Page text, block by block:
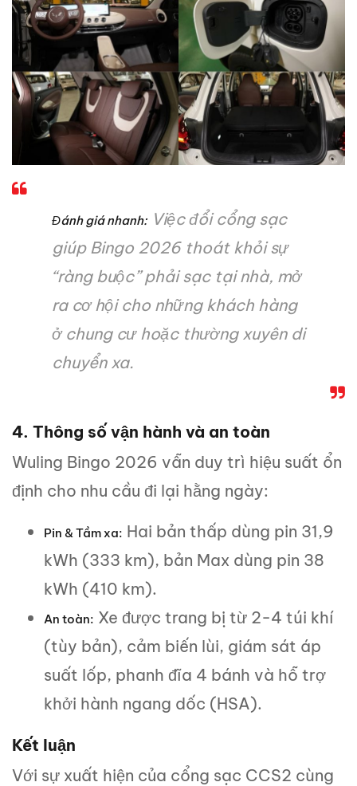
Đánh giá nhanh: Việc đổi cổng sạc
giúp Bingo 2026 thoát khỏi sự
“ràng buộc” phải sạc tại nhà, mở
ra cơ hội cho những khách hàng
ở chung cư hoặc thường xuyên di
chuyển xa.
4. Thông số vận hành và an toàn
Wuling Bingo 2026 vẫn duy trì hiệu suất ổn
định cho nhu cầu đi lại hằng ngày:
Pin & Tầm xa: Hai bản thấp dùng pin 31,9
kWh (333 km), bản Max dùng pin 38
kWh (410 km).
An toàn: Xe được trang bị từ 2-4 túi khí
(tùy bản), cảm biến lùi, giám sát áp
suất lốp, phanh đĩa 4 bánh và hỗ trợ
khởi hành ngang dốc (HSA).
Kết luận
Với sự xuất hiện của cổng sạc CCS2 cùng